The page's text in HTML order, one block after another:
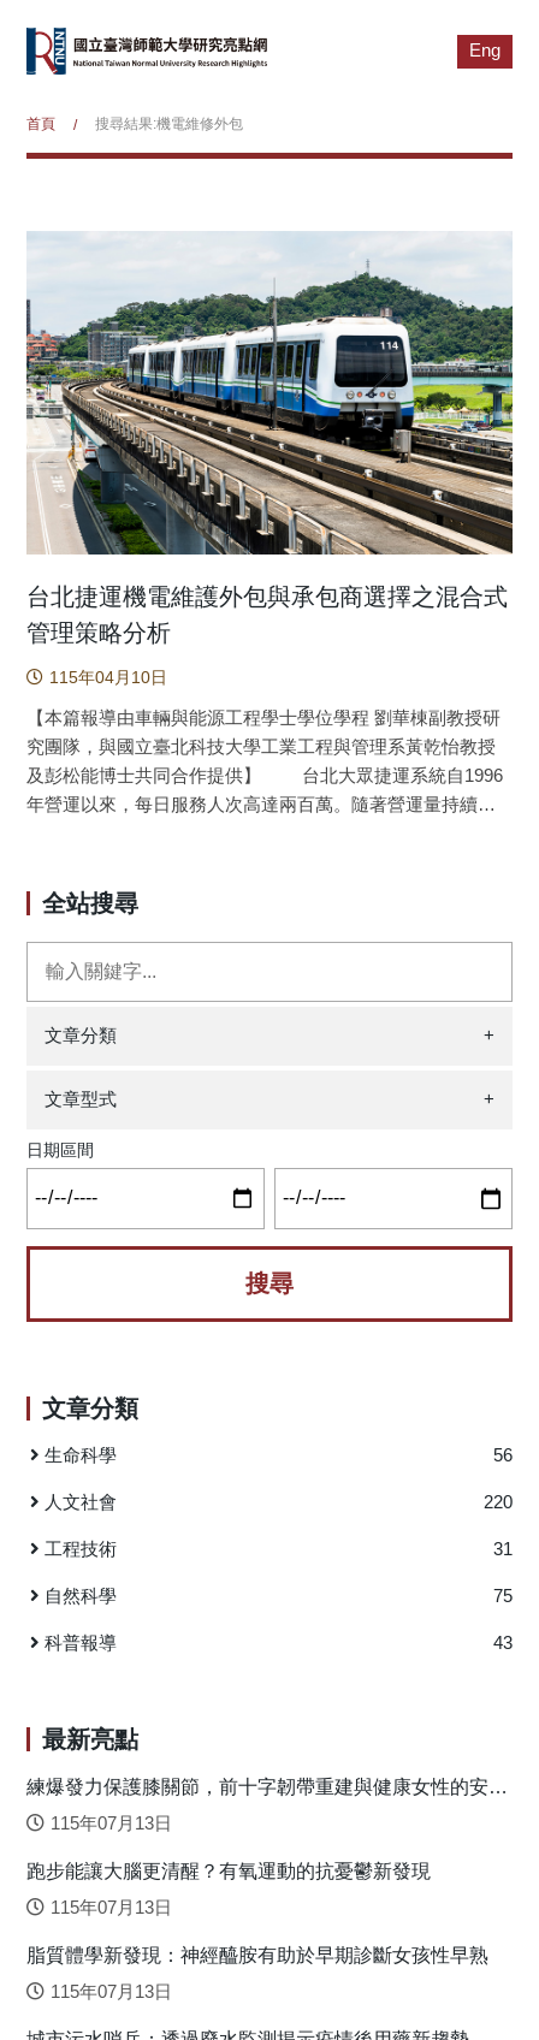
Eng
首頁 / 搜尋結果:機電維修外包
台北捷運機電維護外包與承包商選擇之混合式
管理策略分析
115年04月10日
【本篇報導由車輛與能源工程學士學位學程 劉華棟副教授研
究團隊，與國立臺北科技大學工業工程與管理系黃乾怡教授
及彭松能博士共同合作提供】 台北大眾捷運系統自1996
年營運以來，每日服務人次高達兩百萬。隨著營運量持續成
雙重挑戰。近年來，將非核心技術任務外包逐漸成為一種有
效的成本控制策略，使得資源得以配置於員工薪資與營運效
率上。本研究運用層級分析法與模糊層級分析法（FAHP）來
評估與排序機電設備的外包優先性。研究內容結合外包相關
文獻、歷史資料以及台北捷運的 ISO 文件，並透過訪談與問
卷調查七位高階經理人，利用軟體分析四大系統的外包優先
電系統。研究結果建議，優先考量環境空調，其次為供電系
研究進一步採用FAHP與「逼近理想解排序法」進行嚴謹的承
過比較技術專業能力、問題解決能力、相關認證、反應時間
本文提出建議，以協助台北捷運提升維修品質並降低成本。
本研究所建立之評估模型流程圖（如圖1）。首先，模型
包含蒐集外包資料並執行層級分析法（AHP）。接著，收集
根據評估結果，本研究首先發現影響承包商選擇的關鍵因素
（0.1691），最後則是技術能力（0.0927）。由此可知，服務
品質對外包決策具有最顯著的影響。進一步而言，圖 2 顯示
準則的重要性排序，以及其對承包商選擇的影響程度。最
後，針對四家承包商的綜合評估值，排序依序為：C公司
（0.7273）最高，其次為A公司（0.6443）、B公司
（0.4280），最後為D公司。此結果說明，C公司在服務品
包商評估準則權重圖 圖3：四家維修承包商之評估構面與準
則權重圖 而圖3則視覺化顯示了四家維修承包商的評估
構面與準則權重圖。能更直觀地呈現四家公司的優先順序與
評估結果。其分數分別為：C公司（0.7273）、A公司
捷運系統將維修外包可提供專業、高效且可靠的維修服
務，不僅能降低系統故障與停機時間，還能提升系統性能與
捷運公司現有的ISO文件。最後，研究進行了專家訪談，並在
七位台北捷運廠長級以上經理的協助下完成問卷調查。研究
全站搜尋
文章分類 +
文章型式 +
日期區間
文章分類
生命科學 56
人文社會 220
工程技術 31
自然科學 75
科普報導 43
最新亮點
練爆發力保護膝關節，前十字韌帶重建與健康女性的安全
落地關鍵
115年07月13日
跑步能讓大腦更清醒？有氧運動的抗憂鬱新發現
115年07月13日
脂質體學新發現：神經醯胺有助於早期診斷女孩性早熟
115年07月13日